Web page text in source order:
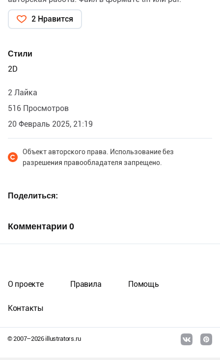
2 Нравится
Стили
2D
2 Лайка
516 Просмотров
20 Февраль 2025, 21:19
Объект авторского права. Использование без
разрешения правообладателя запрещено.
Поделиться
Комментарии 0
© 2007–2026illustrators.ru
О проекте Правила Помощь
Контакты